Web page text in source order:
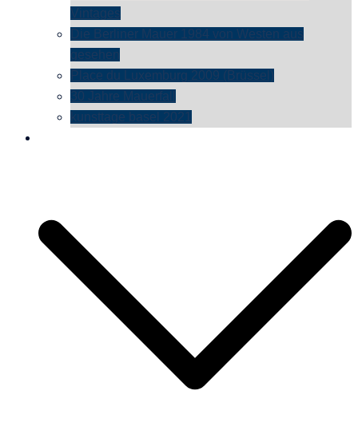
Vintages
Die Berliner Mauer 1984 von Westen aus
gesehen
Place du Luxemburg 2009 (Brüssel)
30 Jahre Mauerfall
kunsttage basel 2021